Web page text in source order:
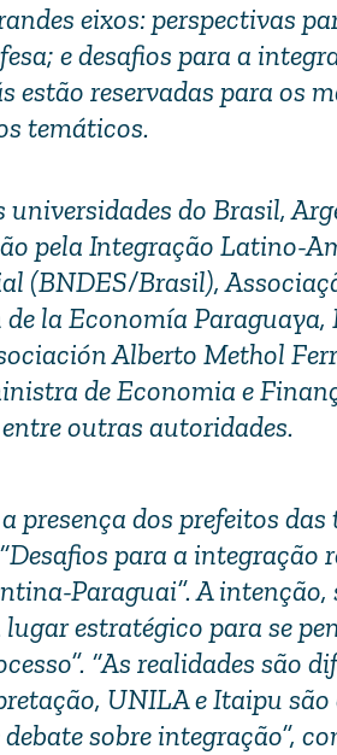
eixos: perspectivas
e desafios para a
estão reservadas para os
temáticos.
universidades do Brasil,
pela Integração Latino-
(BNDES/Brasil),
de la Economía
Alberto Methol
de Economia e
outras autoridades.
presença dos prefeitos das
para a integração
Paraguai”. A intenção,
estratégico para se
“As realidades são
UNILA e Itaipu são
sobre integração”,